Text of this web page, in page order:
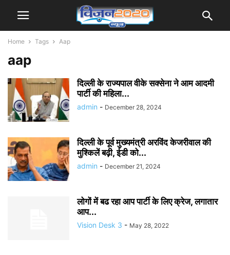
Home Tags Aap
aap
दिल्ली के राज्यपाल वीके सक्सेना ने आम आदमी
पार्टी की महिला...
admin - December 28, 2024
दिल्ली के पूर्व मुख्यमंत्री अरविंद केजरीवाल की
मुश्किलें बढ़ी, ईडी को...
admin - December 21, 2024
लोगों में बढ रहा आप पार्टी के लिए क्रेज, लगातार
आप...
Vision Desk 3 - May 28, 2022